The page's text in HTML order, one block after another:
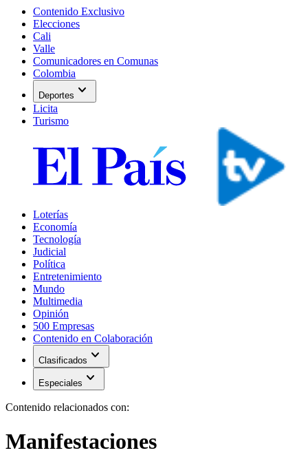
Contenido Exclusivo
Elecciones
Cali
Valle
Comunicadores en Comunas
Colombia
Deportes expand_more
Licita
Turismo
Loterías
Economía
Tecnología
Judicial
Política
Entretenimiento
Mundo
Multimedia
Opinión
500 Empresas
Contenido en Colaboración
Clasificados expand_more
Especiales expand_more
Contenido relacionados con:
Manifestaciones